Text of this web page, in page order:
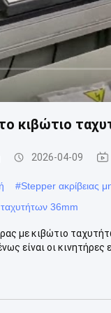
κιβώτιο
2026-04-09
#Stepper ακρίβειας
36mm
με κιβώτιο
είναι οι κινητήρες